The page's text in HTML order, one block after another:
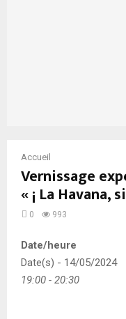
Accueil
Vernissage
« ¡ La Havana,
0 993
Date/heure
Date(s) - 14/05/2024
19:00 - 20:30